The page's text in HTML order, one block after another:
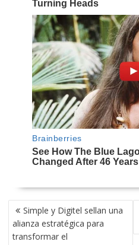
NAVEGACIÓN
DE
ENTRADAS
Simple y Digitel sellan una
alianza estratégica para
transformar el